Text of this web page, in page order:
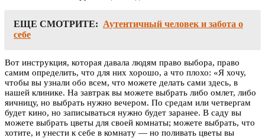
ЕЩЕ СМОТРИТЕ: Аутентичный человек и забота о
себе
Вот инструкция, которая давала людям право выбора, право
самим определить, что для них хорошо, а что плохо: «Я хочу,
чтобы вы узнали обо всем, что можете делать сами здесь, в
нашей клинике. На завтрак вы можете выбрать либо омлет, либо
яичницу, но выбрать нужно вечером. По средам или четвергам
будет кино, но записываться нужно будет заранее. В саду вы
можете выбрать цветы для своей комнаты; можете выбрать, что
хотите, и унести к себе в комнату — но поливать цветы вы